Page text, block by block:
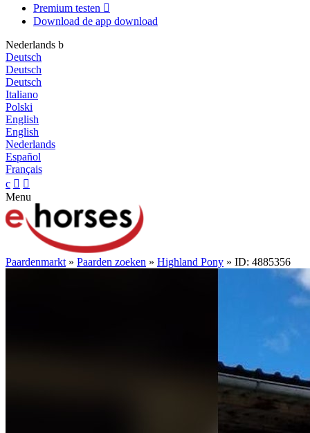
Premium testen 
Download de app download
Nederlands b
Deutsch
Deutsch
Deutsch
Italiano
Polski
English
English
Nederlands
Español
Français
c  
Menu
Paardenmarkt » Paarden zoeken » Highland Pony » ID: 4885356